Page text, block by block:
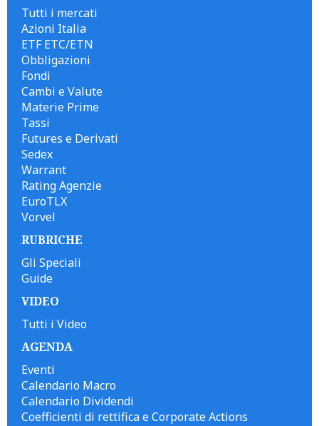
Tutti i mercati
Azioni Italia
ETF ETC/ETN
Obbligazioni
Fondi
Cambi e Valute
Materie Prime
Tassi
Futures e Derivati
Sedex
Warrant
Rating Agenzie
EuroTLX
Vorvel
RUBRICHE
Gli Speciali
Guide
VIDEO
Tutti i Video
AGENDA
Eventi
Calendario Macro
Calendario Dividendi
Coefficienti di rettifica e Corporate Actions